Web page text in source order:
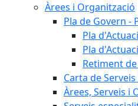
Àrees i Organització
Pla de Govern -
Pla
Pla
Retiment
Carta de
Àrees, Serveis i